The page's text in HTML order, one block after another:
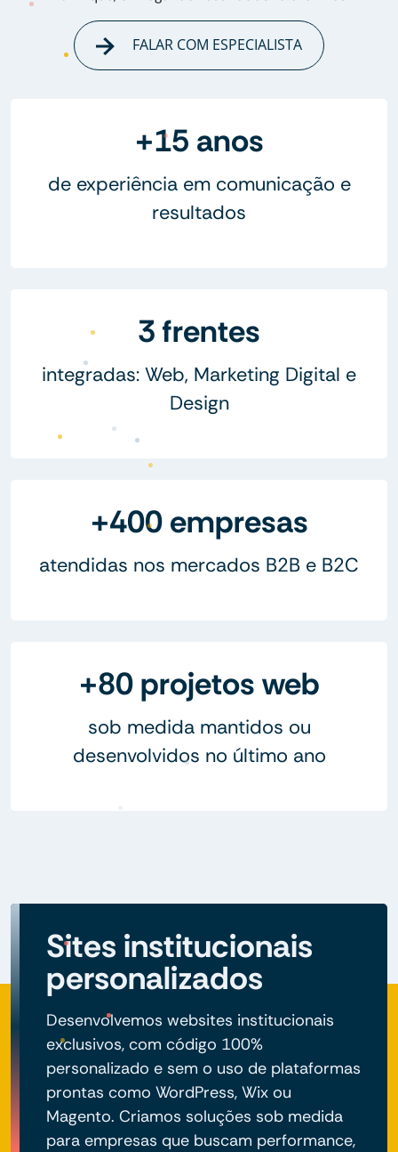
FALAR COM ESPECIALISTA
+15 anos
de experiência em comunicação e
resultados
3 frentes
integradas: Web, Marketing Digital e
Design
+400 empresas
atendidas nos mercados B2B e B2C
+80 projetos web
sob medida mantidos ou
desenvolvidos no último ano
Sites institucionais
personalizados
Desenvolvemos websites institucionais
exclusivos, com código 100%
personalizado e sem o uso de plataformas
prontas como WordPress, Wix ou
Magento. Criamos soluções sob medida
para empresas que buscam performance,